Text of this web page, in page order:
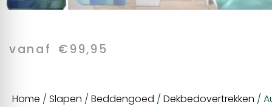
vanaf €99,95
Home / Slapen / Beddengoed / Dekbedovertrekken /